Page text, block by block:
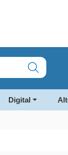
Digital